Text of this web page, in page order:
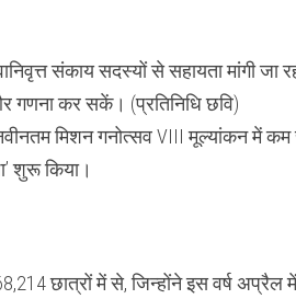
संकाय सदस्यों से सहायता मांगी
कर सकें। (प्रतिनिधि छवि)
मिशन गनोत्सव VIII मूल्यांकन में
शुरू किया।
छात्रों में से, जिन्होंने इस वर्ष अप्रैल